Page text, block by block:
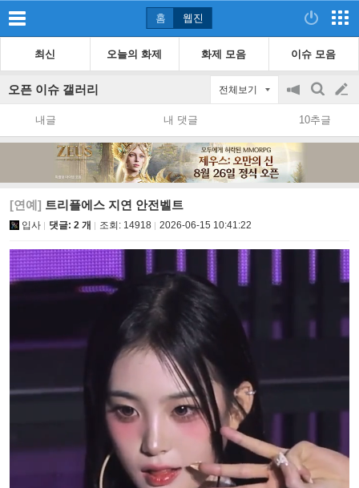
홈 웹진
최신 오늘의 화제 화제 모음 이슈 모음
오픈 이슈 갤러리 전체보기
공
지
on/off
검
색
글
쓰
내글 내 댓글 10추글
[연예] 트리플에스 지연 안전벨트
입사 댓글: 2 개 조회: 14918 2026-06-15 10:41:22